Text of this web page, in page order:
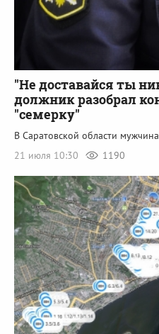
"Не доставайся ты
должник разобрал
"семерку"
В Саратовской области
21 июля 10:30
1190